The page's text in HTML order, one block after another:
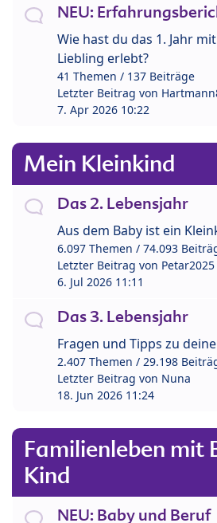
NEU:
Wie hast du das 1. Jahr
Liebling erlebt?
41 Themen / 137 Beiträge
Letzter Beitrag von
7. Apr 2026 10:22
Mein Kleinkind
Das 2. Lebensjahr
Aus dem Baby ist ein
6.097 Themen / 74.093
Letzter Beitrag von Petar2025
6. Jul 2026 11:11
Das 3. Lebensjahr
Fragen und Tipps zu
2.407 Themen / 29.198
Letzter Beitrag von Nuna
18. Jun 2026 11:24
Familienleben mit
Kind
NEU: Baby und Beruf